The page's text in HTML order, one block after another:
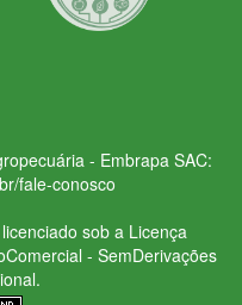
- Embrapa SAC:
fale-conosco
sob a Licença
- SemDerivações